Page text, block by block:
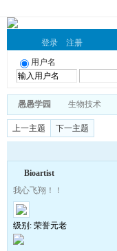
登录 注册
用户名
愚愚学园 生物技术
上一主题 下一主题
Bioartist
我心飞翔！！
级别: 荣誉元老